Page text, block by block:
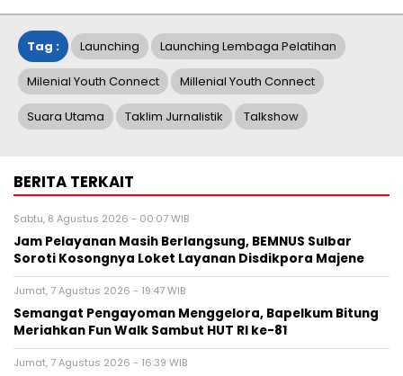
Tag : Launching Launching Lembaga Pelatihan
Milenial Youth Connect Millenial Youth Connect
Suara Utama Taklim Jurnalistik Talkshow
BERITA TERKAIT
Sabtu, 8 Agustus 2026 - 00:07 WIB
Jam Pelayanan Masih Berlangsung, BEMNUS Sulbar
Soroti Kosongnya Loket Layanan Disdikpora Majene
Jumat, 7 Agustus 2026 - 19:47 WIB
Semangat Pengayoman Menggelora, Bapelkum Bitung
Meriahkan Fun Walk Sambut HUT RI ke-81
Jumat, 7 Agustus 2026 - 16:39 WIB